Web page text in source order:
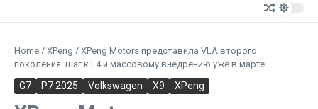
Home / XPeng / XPeng Motors представила VLA второго
поколения: шаг к L4 и массовому внедрению уже в марте
G7 P7 2025 Volkswagen X9 XPeng